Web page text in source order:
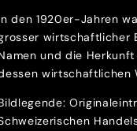
den 1920er-Jahren
wirtschaftlicher
und die
wirtschaftlichen